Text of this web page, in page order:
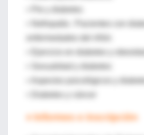
• Nefropatía : Pacientes con
• Aspectos psicológicos y
♦ Informes e inscripción